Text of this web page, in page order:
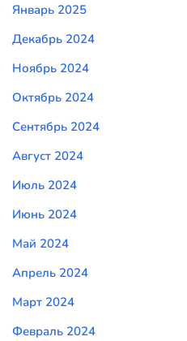
Январь 2025
Декабрь 2024
Ноябрь 2024
Октябрь 2024
Сентябрь 2024
Август 2024
Июль 2024
Июнь 2024
Май 2024
Апрель 2024
Март 2024
Февраль 2024